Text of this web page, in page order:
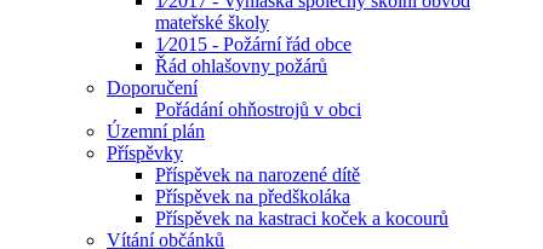
mateřské školy
1⁄2015 - Požární řád obce
Řád ohlašovny požárů
Doporučení
Pořádání ohňostrojů v obci
Územní plán
Příspěvky
Příspěvek na narozené dítě
Příspěvek na předškoláka
Příspěvek na kastraci koček a kocourů
Vítání občánků